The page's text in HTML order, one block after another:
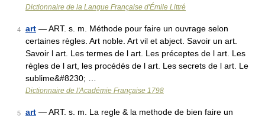
Dictionnaire de la Langue Française d'Émile Littré
4 art — ART. s. m. Méthode pour faire un ouvrage selon
certaines règles. Art noble. Art vil et abject. Savoir un art.
Savoir l art. Les termes de l art. Les préceptes de l art. Les
règles de l art, les procédés de l art. Les secrets de l art. Le
sublime&#8230; …
Dictionnaire de l'Académie Française 1798
5 art — ART. s. m. La regle & la methode de bien faire un